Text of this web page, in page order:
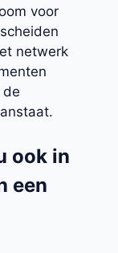
voor
netwerk
de
ook in
een